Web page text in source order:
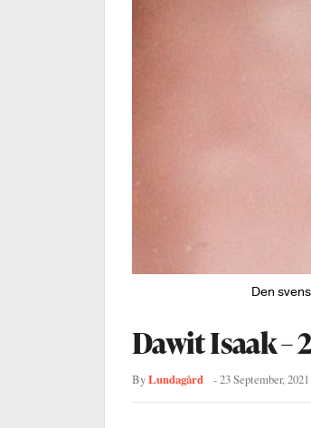
Den
Dawit Isaak –
ByLundagård -23 September, 2021